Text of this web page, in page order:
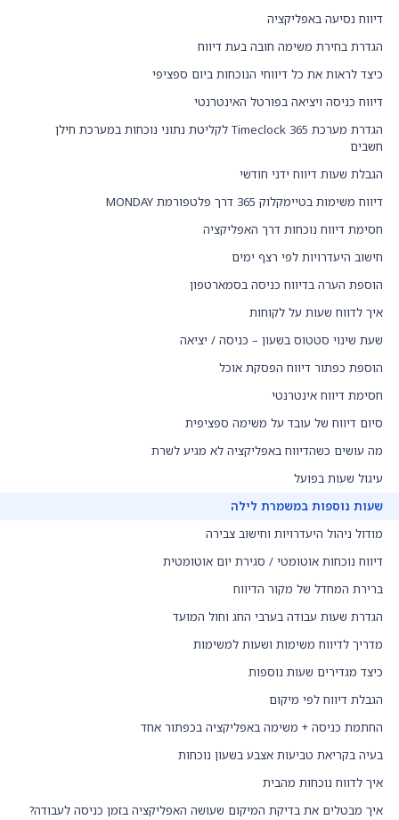
דיווח נסיעה באפליקציה
הגדרת בחירת משימה חובה בעת דיווח
כיצד לראות את כל דיווחי הנוכחות ביום ספציפי
דיווח כניסה ויציאה בפורטל האינטרנטי
הגדרת מערכת Timeclock 365 לקליטת נתוני נוכחות במערכת חילן
חשבים
הגבלת שעות דיווח ידני חודשי
דיווח משימות בטיימקלוק 365 דרך פלטפורמת MONDAY
חסימת דיווח נוכחות דרך האפליקציה
חישוב היעדרויות לפי רצף ימים
הוספת הערה בדיווח כניסה בסמארטפון
איך לדווח שעות על לקוחות
שעת שינוי סטטוס בשעון – כניסה / יציאה
הוספת כפתור דיווח הפסקת אוכל
חסימת דיווח אינטרנטי
סיום דיווח של עובד על משימה ספציפית
מה עושים כשהדיווח באפליקציה לא מגיע לשרת
עיגול שעות בפועל
שעות נוספות במשמרת לילה
מודול ניהול היעדרויות וחישוב צבירה
דיווח נוכחות אוטומטי / סגירת יום אוטומטית
ברירת המחדל של מקור הדיווח
הגדרת שעות עבודה בערבי החג וחול המועד
מדריך לדיווח משימות ושעות למשימות
כיצד מגדירים שעות נוספות
הגבלת דיווח לפי מיקום
החתמת כניסה + משימה באפליקציה בכפתור אחד
בעיה בקריאת טביעות אצבע בשעון נוכחות
איך לדווח נוכחות מהבית
איך מבטלים את בדיקת המיקום שעושה האפליקציה בזמן כניסה לעבודה?